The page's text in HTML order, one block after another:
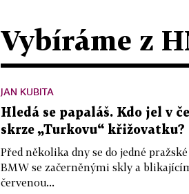
Vybíráme z
JAN KUBITA
Hledá se papaláš. Kdo jel v
skrze „Turkovu“ křižovatku?
Před několika dny se do jedné
BMW se začerněnými skly a
červenou...